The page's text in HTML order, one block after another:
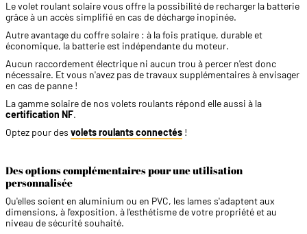
Le volet roulant solaire vous offre la possibilité de recharger la batterie
grâce à un accès simplifié en cas de décharge inopinée.
Autre avantage du coffre solaire : à la fois pratique, durable et
économique, la batterie est indépendante du moteur.
Aucun raccordement électrique ni aucun trou à percer n'est donc
nécessaire. Et vous n'avez pas de travaux supplémentaires à envisager
en cas de panne !
La gamme solaire de nos volets roulants répond elle aussi à la
certification NF.
Optez pour des volets roulants connectés!
Des options complémentaires pour une utilisation
personnalisée
Qu'elles soient en aluminium ou en PVC, les lames s'adaptent aux
dimensions, à l'exposition, à l'esthétisme de votre propriété et au
niveau de sécurité souhaité.